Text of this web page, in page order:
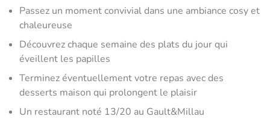
Passez un moment convivial dans une ambiance cosy et
chaleureuse
Découvrez chaque semaine des plats du jour qui
éveillent les papilles
Terminez éventuellement votre repas avec des
desserts maison qui prolongent le plaisir
Un restaurant noté 13/20 au Gault&Millau